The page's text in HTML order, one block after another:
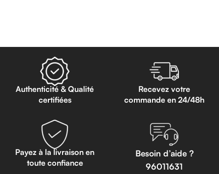
Authenticité & Qualité
certifiées
Recevez votre
commande en 24/48h
Payez à la livraison en
toute confiance
Besoin d’aide ?
96011631